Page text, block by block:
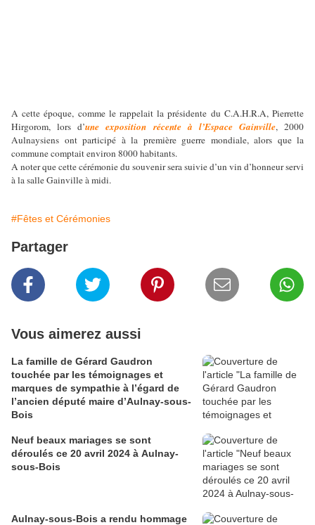
A cette époque, comme le rappelait la présidente du C.A.H.R.A, Pierrette
Hirgorom, lors d’une exposition récente à l’Espace Gainville, 2000
Aulnaysiens ont participé à la première guerre mondiale, alors que la
commune comptait environ 8000 habitants.
A noter que cette cérémonie du souvenir sera suivie d’un vin d’honneur servi
à la salle Gainville à midi.
#Fêtes et Cérémonies
Partager
Vous aimerez aussi
La famille de Gérard Gaudron
touchée par les témoignages et
marques de sympathie à l’égard de
l’ancien député maire d’Aulnay-sous-
Bois
Neuf beaux mariages se sont
déroulés ce 20 avril 2024 à Aulnay-
sous-Bois
Aulnay-sous-Bois a rendu hommage